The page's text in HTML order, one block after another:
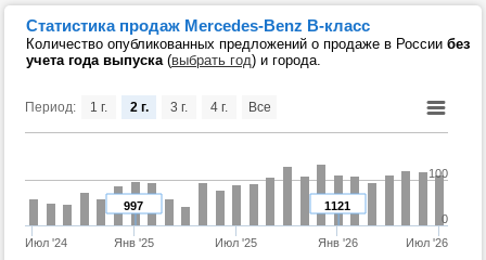
Статистика продаж Mercedes-Benz B-класс
Количество опубликованных предложений о продаже в России без
учета года выпуска(выбрать год) и города.
Период:
1121
997
Июл '24 Янв '25 Июл '25 Янв '26 Июл '26
0
100
1 г. 2 г. 3 г. 4 г. Все